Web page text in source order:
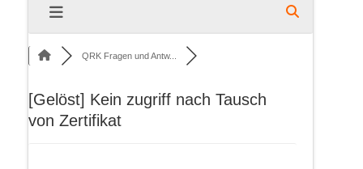
QRK Fragen und Antw...
[Gelöst] Kein zugriff nach Tausch
von Zertifikat